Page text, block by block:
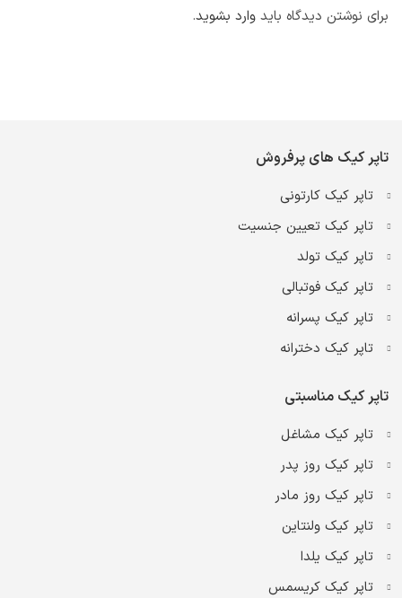
برای نوشتن دیدگاه باید وارد بشوید.
تاپر کیک های پرفروش
تاپر کیک کارتونی
تاپر کیک تعیین جنسیت
تاپر کیک تولد
تاپر کیک فوتبالی
تاپر کیک پسرانه
تاپر کیک دخترانه
تاپر کیک مناسبتی
تاپر کیک مشاغل
تاپر کیک روز پدر
تاپر کیک روز مادر
تاپر کیک ولنتاین
تاپر کیک یلدا
تاپر کیک کریسمس